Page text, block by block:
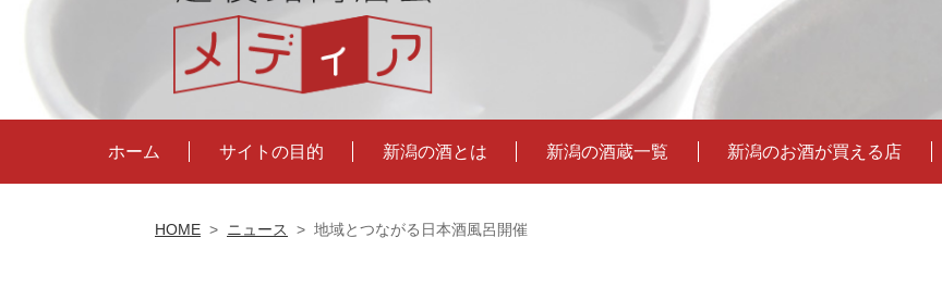
ホーム サイトの目的 新潟の酒とは 新潟の酒蔵一覧 新潟のお酒が買える店
HOME > ニュース > 地域とつながる日本酒風呂開催